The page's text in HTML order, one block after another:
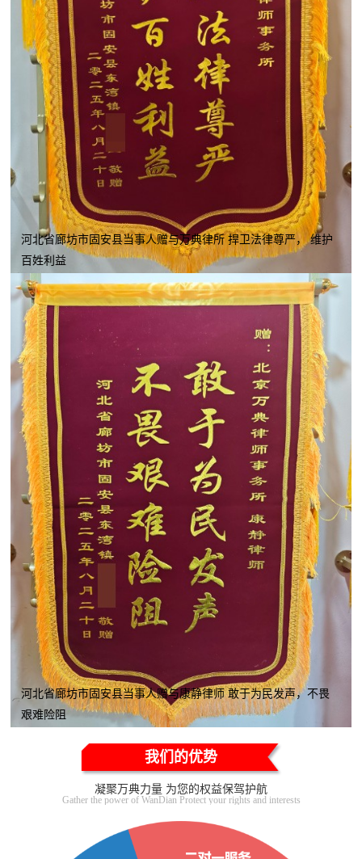
河北省廊坊市固安县当事人赠与万典律所 捍卫法律尊严， 维护
百姓利益
河北省廊坊市固安县当事人赠与康静律师 敢于为民发声，不畏
艰难险阻
我们的优势
凝聚万典力量 为您的权益保驾护航
Gather the power of WanDian Protect your rights and interests